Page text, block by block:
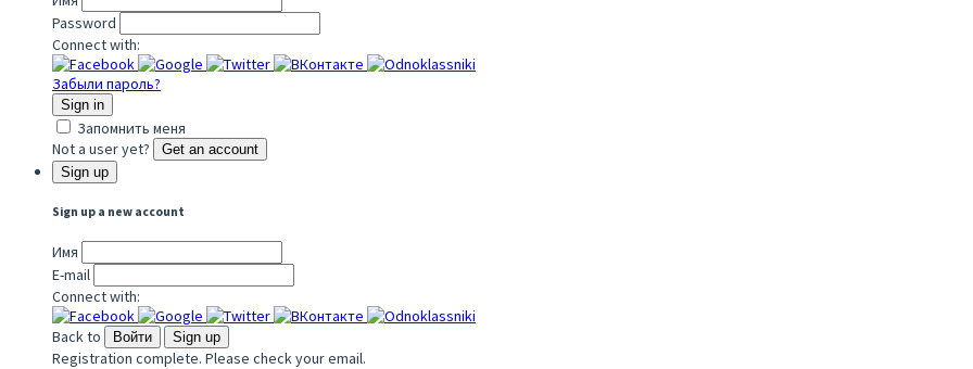
Password
Connect with:
Забыли пароль?
Sign in
Запомнить меня
Not a user yet?
Get an account
Sign up
Sign up a new account
Имя
E-mail
Connect with:
Back to Войти Sign up
Registration complete. Please check your email.